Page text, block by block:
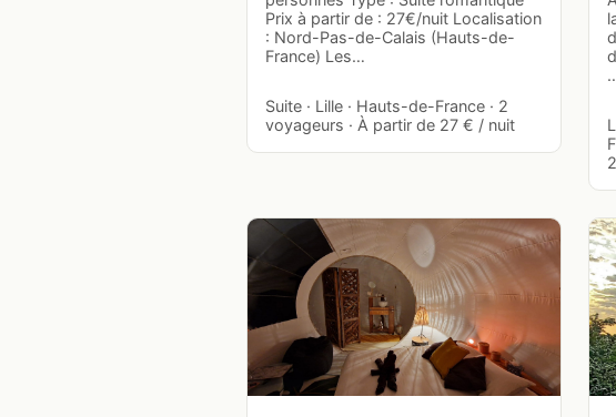
Prix à partir de : 27€/nuit Localisation
: Nord-Pas-de-Calais (Hauts-de-
France) Les…
Suite · Lille · Hauts-de-France · 2
voyageurs · À partir de 27 € / nuit